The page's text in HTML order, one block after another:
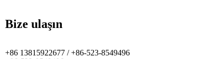
Bize ulaşın
+86 13815922677 / +86-523-8549496